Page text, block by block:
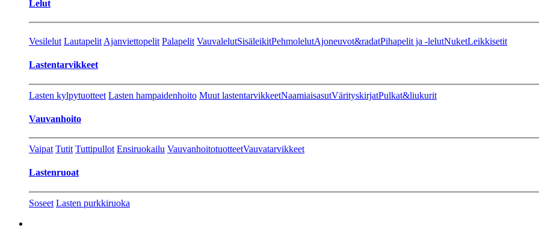
Lelut
Vesilelut Lautapelit Ajanviettopelit Palapelit VauvalelutSisäleikitPehmolelutAjoneuvot&radatPihapelit ja -lelutNuketLeikkisetit
Lastentarvikkeet
Lasten kylpytuotteet Lasten hampaidenhoito Muut lastentarvikkeetNaamiaisasutVärityskirjatPulkat&liukurit
Vauvanhoito
Vaipat Tutit Tuttipullot Ensiruokailu VauvanhoitotuotteetVauvatarvikkeet
Lastenruoat
Soseet Lasten purkkiruoka